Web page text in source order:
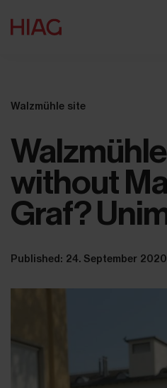
Walzmühle site
without
Graf?
Published: 24. September 2020